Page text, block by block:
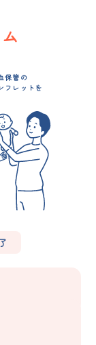
保管の
フレットを